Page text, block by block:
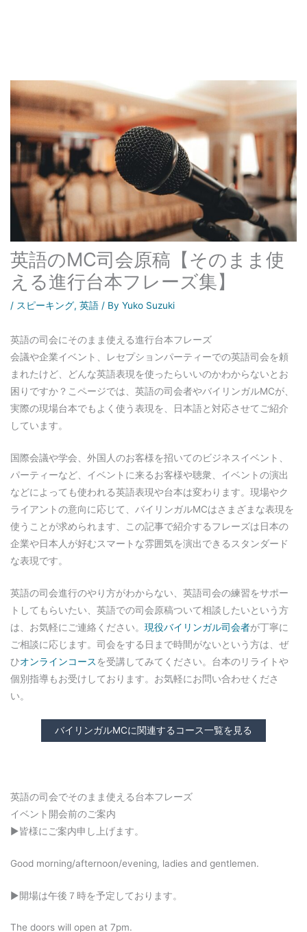
英語のMC司会原稿【そのまま使
える進行台本フレーズ集】
/ スピーキング, 英語 / By Yuko Suzuki
英語の司会にそのまま使える進行台本フレーズ
会議や企業イベント、レセプションパーティーでの英語司会を頼
まれたけど、どんな英語表現を使ったらいいのかわからないとお
困りですか？こページでは、英語の司会者やバイリンガルMCが、
実際の現場台本でもよく使う表現を、日本語と対応させてご紹介
しています。
国際会議や学会、外国人のお客様を招いてのビジネスイベント、
パーティーなど、イベントに来るお客様や聴衆、イベントの演出
などによっても使われる英語表現や台本は変わります。現場やク
ライアントの意向に応じて、バイリンガルMCはさまざまな表現を
使うことが求められます、この記事で紹介するフレーズは日本の
企業や日本人が好むスマートな雰囲気を演出できるスタンダード
な表現です。
英語の司会進行のやり方がわからない、英語司会の練習をサポー
トしてもらいたい、英語での司会原稿ついて相談したいという方
は、お気軽にご連絡ください。 現役バイリンガル司会者が丁寧に
ご相談に応じます。司会をする日まで時間がないという方は、ぜ
ひオンラインコース を受講してみてください。台本のリライトや
個別指導もお受けしております。お気軽にお問い合わせくださ
い。
バイリンガルMCに関連するコース一覧を見る
英語の司会でそのまま使える台本フレーズ
イベント開会前のご案内
▶︎皆様にご案内申し上げます。
Good morning/afternoon/evening, ladies and gentlemen.
▶︎開場は午後７時を予定しております。
The doors will open at 7pm.